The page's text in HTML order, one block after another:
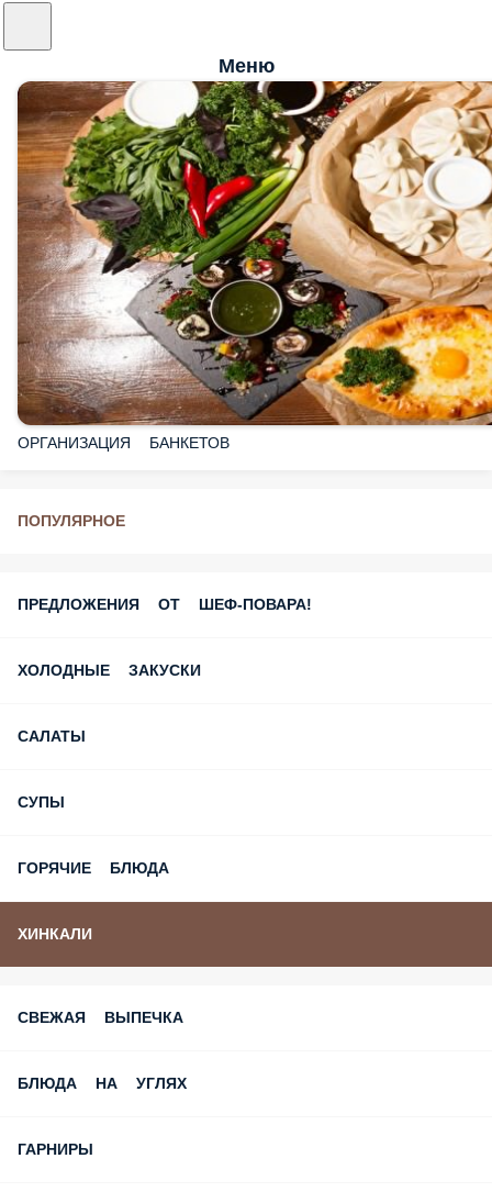
Меню
ОРГАНИЗАЦИЯ БАНКЕТОВ
ПОПУЛЯРНОЕ
ПРЕДЛОЖЕНИЯ ОТ ШЕФ-ПОВАРА!
ХОЛОДНЫЕ ЗАКУСКИ
САЛАТЫ
СУПЫ
ГОРЯЧИЕ БЛЮДА
ХИНКАЛИ
СВЕЖАЯ ВЫПЕЧКА
БЛЮДА НА УГЛЯХ
ГАРНИРЫ